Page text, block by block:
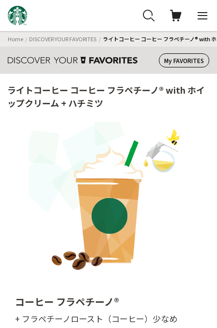
Home DISCOVER YOUR FAVORITES ライトコーヒー コーヒー フラペチーノ® with
My FAVORITES
ライトコーヒー コーヒー フラペチーノ® with ホイ
ップクリーム + ハチミツ
コーヒー フラペチーノ®
+ フラペチーノロースト（コーヒー）少なめ